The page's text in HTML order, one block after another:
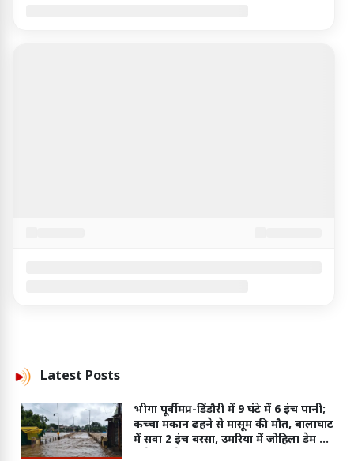
Latest Posts
भीगा पूर्वी मप्र-डिंडौरी में 9 घंटे में 6 इंच पानी;
कच्चा मकान ढहने से मासूम की मौत, बालाघाट
में सवा 2 इंच बरसा, उमरिया में जोहिला डेम के